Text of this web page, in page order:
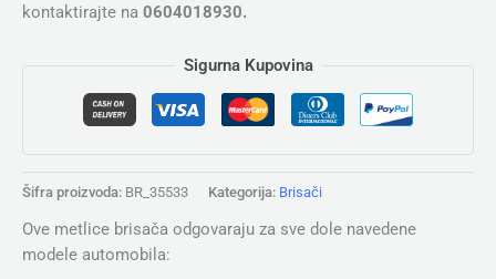
kontaktirajte na 0604018930.
Sigurna Kupovina
Šifra proizvoda: BR_35533 Kategorija: Brisači
Ove metlice brisača odgovaraju za sve dole navedene
modele automobila: